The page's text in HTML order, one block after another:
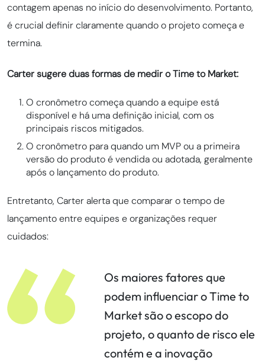
contagem apenas no início do desenvolvimento. Portanto,
é crucial definir claramente quando o projeto começa e
termina.
Carter sugere duas formas de medir o Time to Market:
O cronômetro começa quando a equipe está
disponível e há uma definição inicial, com os
principais riscos mitigados.
O cronômetro para quando um MVP ou a primeira
versão do produto é vendida ou adotada, geralmente
após o lançamento do produto.
Entretanto, Carter alerta que comparar o tempo de
lançamento entre equipes e organizações requer
cuidados:
Os maiores fatores que
podem influenciar o Time to
Market são o escopo do
projeto, o quanto de risco ele
contém e a inovação